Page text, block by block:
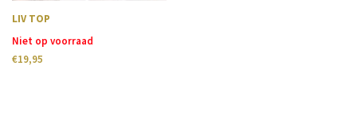
LIV TOP
Niet op voorraad
€19,95